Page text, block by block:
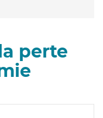
perte